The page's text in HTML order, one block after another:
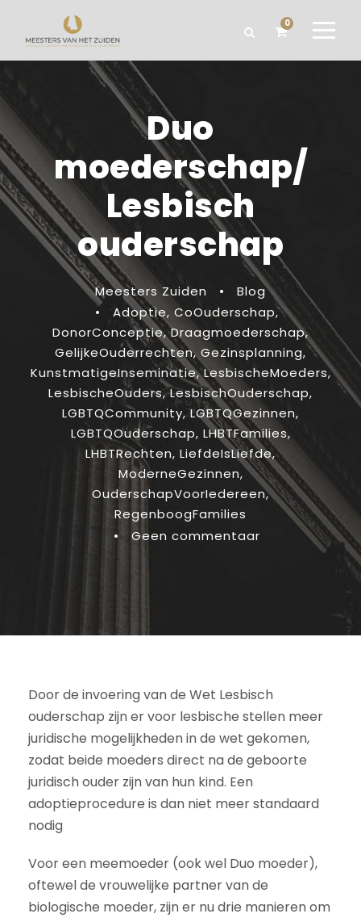
0
Duo
moederschap/
Lesbisch
ouderschap
Meesters Zuiden •
Blog
•
Adoptie, CoOuderschap,
DonorConceptie, Draagmoederschap,
GelijkeOuderrechten, Gezinsplanning,
KunstmatigeInseminatie, LesbischeMoeders,
LesbischeOuders, LesbischOuderschap,
LGBTQCommunity, LGBTQGezinnen,
LGBTQOuderschap, LHBTFamilies,
LHBTRechten, LiefdeIsLiefde,
ModerneGezinnen,
OuderschapVoorIedereen,
RegenboogFamilies
•
Geen commentaar
Door de invoering van de Wet Lesbisch
ouderschap zijn er voor lesbische stellen meer
juridische mogelijkheden in de wet gekomen,
zodat beide moeders direct na de geboorte
juridisch ouder zijn van hun kind. Een
adoptieprocedure is dan niet meer standaard
nodig
Voor een meemoeder (ook wel Duo moeder),
oftewel de vrouwelijke partner van de
biologische moeder, zijn er nu drie manieren om